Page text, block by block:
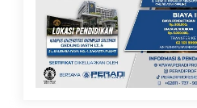
Dukung
Listrik, Wapres
and Match
Industri